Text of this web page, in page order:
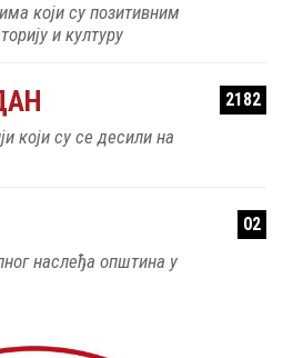
који су позитивним
и културу
2182
који су се десили на
02
наслеђа општина у